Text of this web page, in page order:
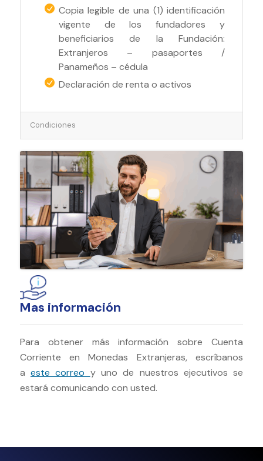
Copia legible de una (1) identificación
vigente de los fundadores y
beneficiarios de la Fundación:
Extranjeros – pasaportes /
Panameños – cédula
Declaración de renta o activos
Condiciones
Mas información
Para obtener más información sobre Cuenta
Corriente en Monedas Extranjeras, escríbanos
a este correo y uno de nuestros ejecutivos se
estará comunicando con usted.